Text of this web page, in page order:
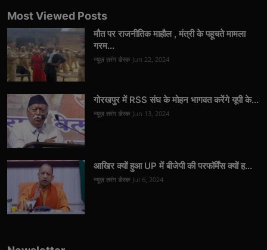
Most Viewed Posts
मौत पर राजनीतिक माहौल , मंत्री के पहूचते मामला
गरम...
न्यूज़ तरंग डेस्क Jun 22, 2024
गोरखपुर में RSS संघ के मोहन भागवत करेंगे यूपी के...
न्यूज़ तरंग डेस्क Jun 13, 2024
आखिर क्यों हुआ UP में बीजेपी की परफॉर्मेंस क्यों ह...
न्यूज़ तरंग डेस्क Jul 6, 2024